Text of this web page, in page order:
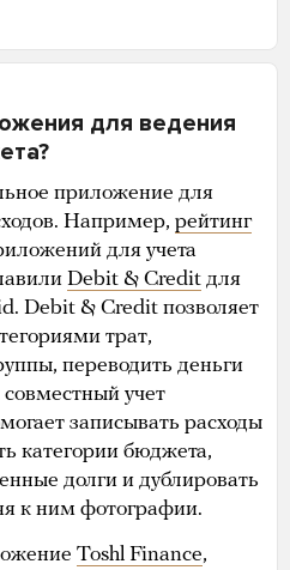
для ведения
приложение для
Например, рейтинг
для учета
Debit & Credit для
Debit & Credit позволяет
трат,
переводить деньги
учет
записывать расходы
категории бюджета,
долги и дублировать
к ним фотографии.
Toshl Finance,